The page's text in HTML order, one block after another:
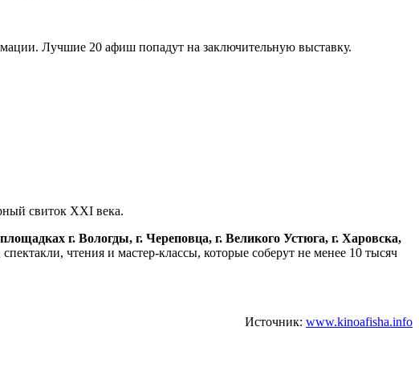
Лучшие 20 афиш попадут на заключительную выставку.
свиток XXI века.
г. Вологды, г. Череповца, г. Великого Устюга, г. Харовска,
чтения и мастер-классы, которые соберут не менее 10 тысяч
Источник: www.kinoafisha.info